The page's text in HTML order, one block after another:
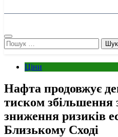
Пошук:
Ціни
Нафта продовжує
тиском
зниження ризиків
Близькому Сході